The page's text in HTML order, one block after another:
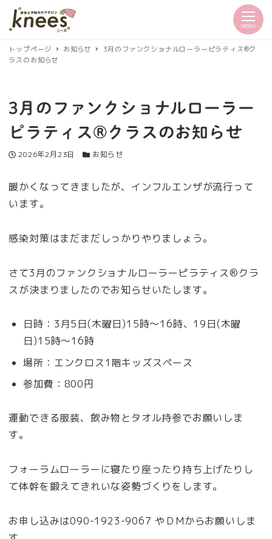
MENU
トップページ お知らせ
3月のファンクショナルローラーピラティス®︎ク
ラスのお知らせ
3月のファンクショナルローラー
ピラティス®︎クラスのお知らせ
投稿日
2026年2月23日 カテゴリー
お知らせ
暖かくなってきましたが、インフルエンザが流行って
います。
感染対策はまだまだしっかりやりましょう。
さて3月のファンクショナルローラーピラティス®︎クラ
スが決まりましたのでお知らせいたします。
日時：3月5日(木曜日)15時〜16時、19日(木曜
日)15時〜16時
場所：エンクロス1階キッズスペース
参加費：800円
運動できる服装、飲み物とタオル持参でお願いしま
す。
フォーラムローラーに寝たり座ったり持ち上げたりし
て体幹を鍛えてきれいな姿勢づくりをします。
お申し込みは090-1923-9067 やＤMからお願いしま